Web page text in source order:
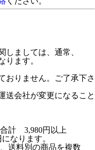
しましては、通常、
ります。
おりません。ご了承下さ
送会社が変更になること
計 3,980円以上
なります。
送料別の商品を複数